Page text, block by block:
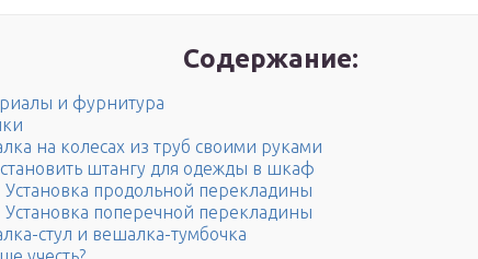
Содержание:
и фурнитура
на колесах из труб своими руками
штангу для одежды в шкаф
Установка продольной перекладины
Установка поперечной перекладины
стул и вешалка-тумбочка